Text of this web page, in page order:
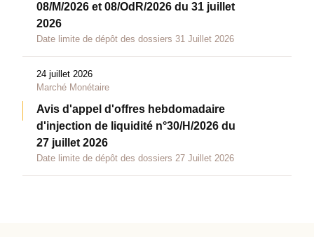
08/M/2026 et 08/OdR/2026 du 31 juillet
2026
Date limite de dépôt des dossiers 31 Juillet 2026
24 juillet 2026
Marché Monétaire
Avis d'appel d'offres hebdomadaire
d'injection de liquidité n°30/H/2026 du
27 juillet 2026
Date limite de dépôt des dossiers 27 Juillet 2026